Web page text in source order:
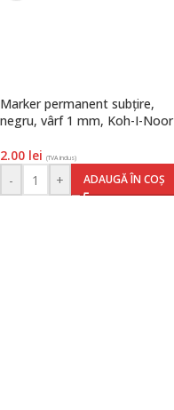
Marker permanent subțire,
negru, vârf 1 mm, Koh-I-Noor
2.00 lei (TVA inclus)
- + ADAUGĂ ÎN COȘ